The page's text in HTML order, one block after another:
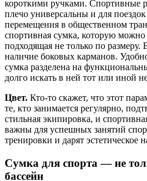
короткими ручками. Спортивные
плечо универсальны и для
перемещения в общественном
спортивная сумка, которую
подходящая не только по
наличие боковых карманов.
сумка разделена на
долго искать в ней тот или иной
Цвет. Кто-то скажет, что этот
те, кто занимается регулярно,
стильная экипировка, и
важны для успешных занятий
тренировки и дарят эстетическое
Сумка для спорта — не
бассейн